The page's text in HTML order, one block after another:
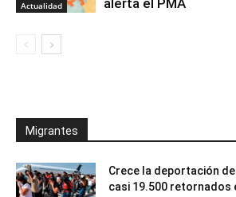
Actualidad alerta el PMA
Migrantes
Crece la deportación
casi 19.500 retornados